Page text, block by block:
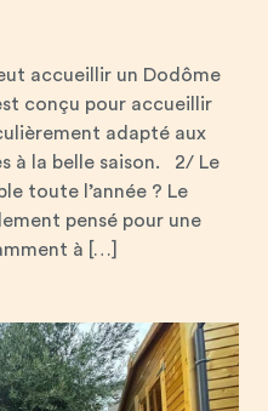
accueillir un Dodôme
conçu pour accueillir
adapté aux
à la belle saison. 2/ Le
toute l’année ? Le
pensé pour une
à […]